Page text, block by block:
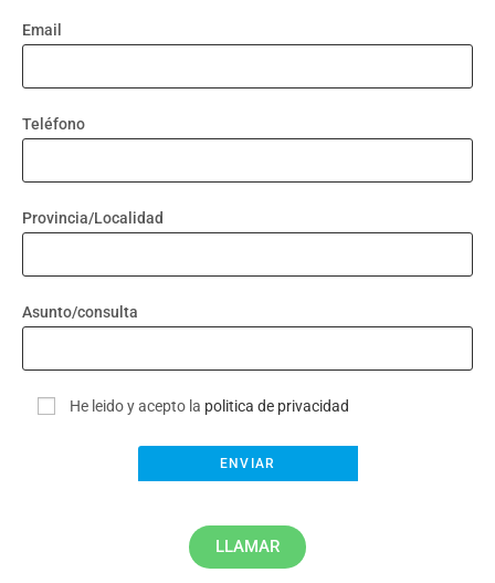
Email
Teléfono
Provincia/Localidad
Asunto/consulta
He leido y acepto la politica de privacidad
LLAMAR